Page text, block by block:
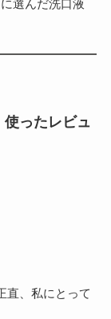
選んだ洗口液
ったレビュ
直、私にとって